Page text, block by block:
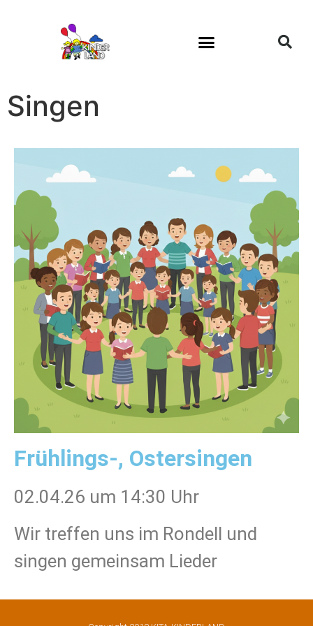
Singen
Frühlings-, Ostersingen
02.04.26 um 14:30 Uhr
Wir treffen uns im Rondell und
singen gemeinsam Lieder